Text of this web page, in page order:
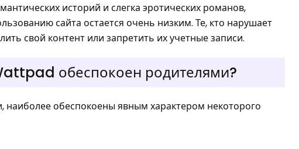
историй и слегка эротических романов,
сайта остается очень низким. Те, кто нарушает
свой контент или запретить их учетные записи.
обеспокоен родителями?
наиболее обеспокоены явным характером некоторого